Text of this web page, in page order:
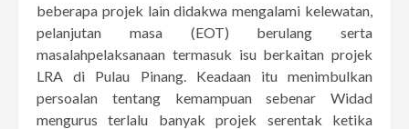
beberapa projek lain didakwa mengalami kelewatan,
pelanjutan masa (EOT) berulang serta
masalahpelaksanaan termasuk isu berkaitan projek
LRA di Pulau Pinang. Keadaan itu menimbulkan
persoalan tentang kemampuan sebenar Widad
mengurus terlalu banyak projek serentak ketika